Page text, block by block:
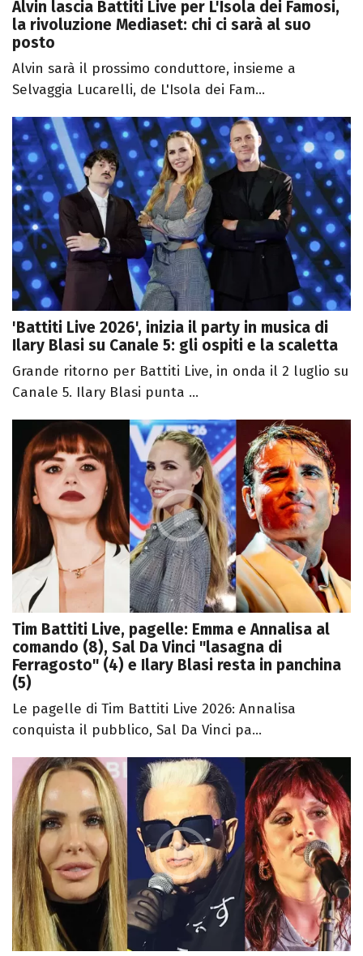
Alvin lascia Battiti Live per L'Isola dei Famosi,
la rivoluzione Mediaset: chi ci sarà al suo
posto
Alvin sarà il prossimo conduttore, insieme a
Selvaggia Lucarelli, de L'Isola dei Fam...
'Battiti Live 2026', inizia il party in musica di
Ilary Blasi su Canale 5: gli ospiti e la scaletta
Grande ritorno per Battiti Live, in onda il 2 luglio su
Canale 5. Ilary Blasi punta ...
Tim Battiti Live, pagelle: Emma e Annalisa al
comando (8), Sal Da Vinci "lasagna di
Ferragosto" (4) e Ilary Blasi resta in panchina
(5)
Le pagelle di Tim Battiti Live 2026: Annalisa
conquista il pubblico, Sal Da Vinci pa...